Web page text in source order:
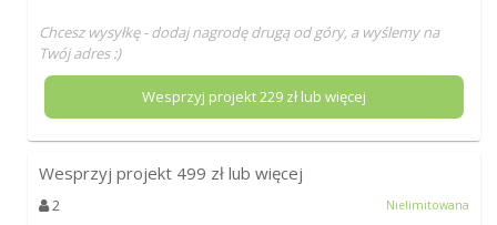
Chcesz wysyłkę - dodaj nagrodę drugą od góry, a wyślemy na
Twój adres :)
Wesprzyj projekt229zł lub więcej
Wesprzyj projekt 499 zł lub więcej
2 Nielimitowana